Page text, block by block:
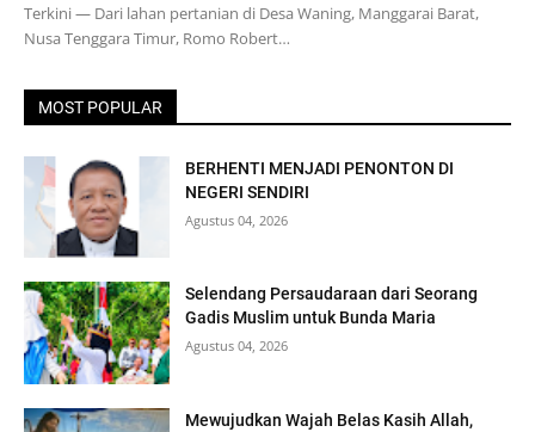
Terkini — Dari lahan pertanian di Desa Waning, Manggarai Barat,
Nusa Tenggara Timur, Romo Robert…
MOST POPULAR
BERHENTI MENJADI PENONTON DI
NEGERI SENDIRI
Agustus 04, 2026
Selendang Persaudaraan dari Seorang
Gadis Muslim untuk Bunda Maria
Agustus 04, 2026
Mewujudkan Wajah Belas Kasih Allah,